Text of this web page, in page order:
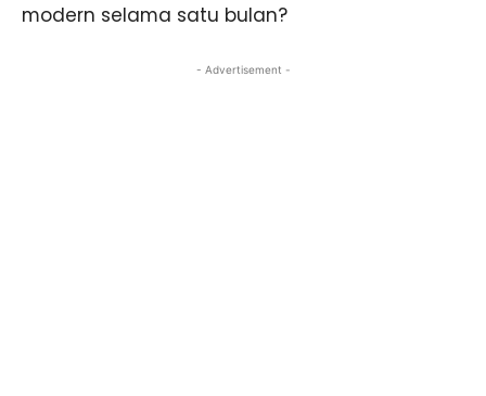
modern selama satu bulan?
- Advertisement -